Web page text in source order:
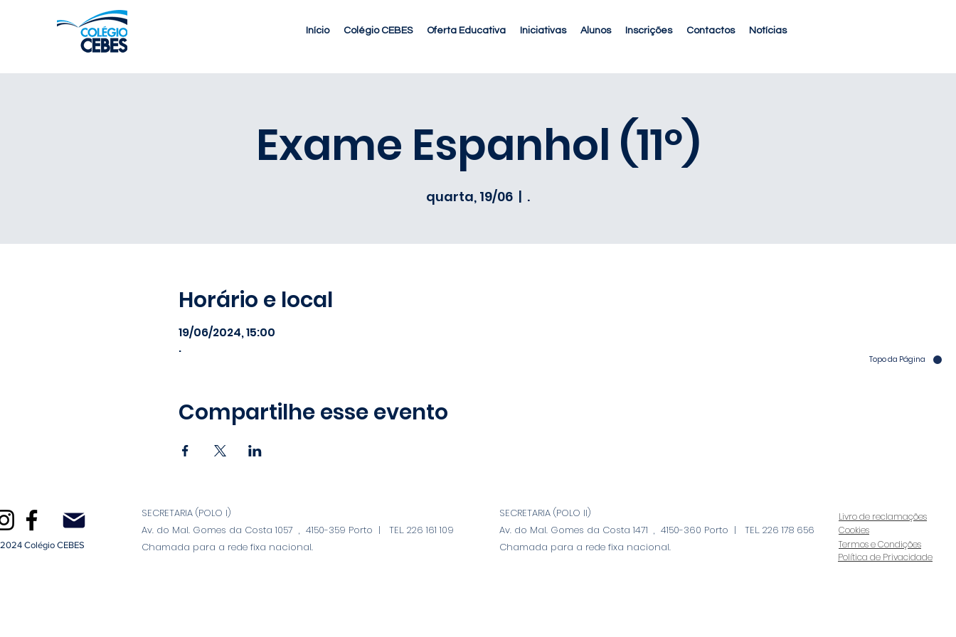
Início Colégio CEBES Oferta Educativa Iniciativas Alunos Inscrições Contactos Notícias
Topo da Página
Exame Espanhol (11º)
quarta, 19/06
  |
.
Horário e local
19/06/2024, 15:00
.
Compartilhe esse evento
Colégio CEBES
SECRETARIA (POLO I)
Av. do Mal. Gomes da Costa 1057 , 4150-359 Porto | TEL. 226 161 109
Chamada para a rede fixa nacional.
SECRETARIA (POLO II)
Av. do Mal. Gomes da Costa 1471 , 4150-360 Porto | TEL. 226 178 656
Chamada para a rede fixa nacional.
Livro de reclamações
Cookies
Termos e Condições
Política de Privacidade